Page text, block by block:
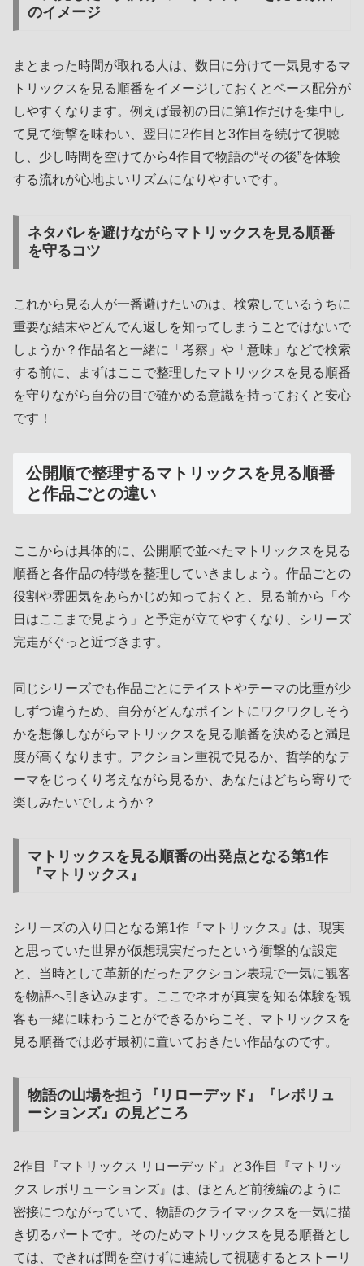
のイメージ
まとまった時間が取れる人は、数日に分けて一気見するマ
トリックスを見る順番をイメージしておくとペース配分が
しやすくなります。例えば最初の日に第1作だけを集中し
て見て衝撃を味わい、翌日に2作目と3作目を続けて視聴
し、少し時間を空けてから4作目で物語の“その後”を体験
する流れが心地よいリズムになりやすいです。
ネタバレを避けながらマトリックスを見る順番
を守るコツ
これから見る人が一番避けたいのは、検索しているうちに
重要な結末やどんでん返しを知ってしまうことではないで
しょうか？作品名と一緒に「考察」や「意味」などで検索
する前に、まずはここで整理したマトリックスを見る順番
を守りながら自分の目で確かめる意識を持っておくと安心
です！
公開順で整理するマトリックスを見る順番
と作品ごとの違い
ここからは具体的に、公開順で並べたマトリックスを見る
順番と各作品の特徴を整理していきましょう。作品ごとの
役割や雰囲気をあらかじめ知っておくと、見る前から「今
日はここまで見よう」と予定が立てやすくなり、シリーズ
完走がぐっと近づきます。
同じシリーズでも作品ごとにテイストやテーマの比重が少
しずつ違うため、自分がどんなポイントにワクワクしそう
かを想像しながらマトリックスを見る順番を決めると満足
度が高くなります。アクション重視で見るか、哲学的なテ
ーマをじっくり考えながら見るか、あなたはどちら寄りで
楽しみたいでしょうか？
マトリックスを見る順番の出発点となる第1作
『マトリックス』
シリーズの入り口となる第1作『マトリックス』は、現実
と思っていた世界が仮想現実だったという衝撃的な設定
と、当時として革新的だったアクション表現で一気に観客
を物語へ引き込みます。ここでネオが真実を知る体験を観
客も一緒に味わうことができるからこそ、マトリックスを
見る順番では必ず最初に置いておきたい作品なのです。
物語の山場を担う『リローデッド』『レボリュ
ーションズ』の見どころ
2作目『マトリックス リローデッド』と3作目『マトリッ
クス レボリューションズ』は、ほとんど前後編のように
密接につながっていて、物語のクライマックスを一気に描
き切るパートです。そのためマトリックスを見る順番とし
ては、できれば間を空けずに連続して視聴するとストーリ